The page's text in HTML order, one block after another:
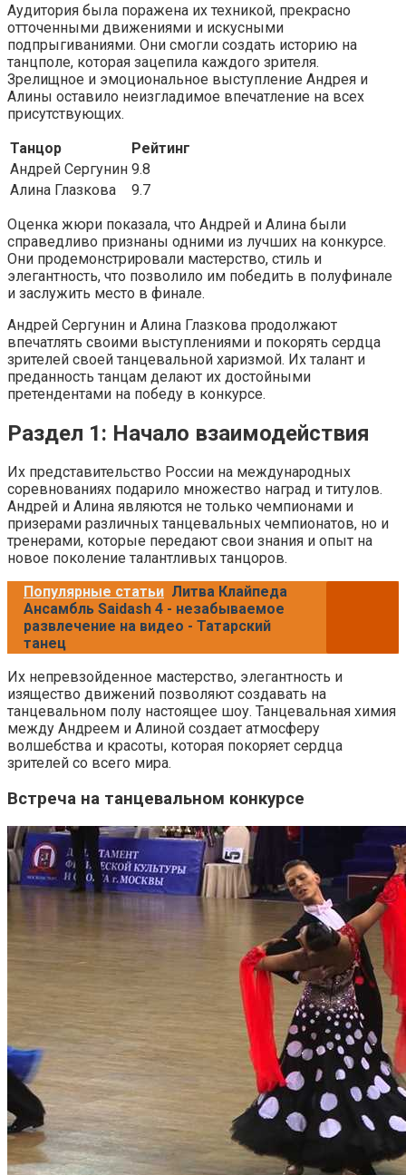
Аудитория была поражена их техникой, прекрасно
отточенными движениями и искусными
подпрыгиваниями. Они смогли создать историю на
танцполе, которая зацепила каждого зрителя.
Зрелищное и эмоциональное выступление Андрея и
Алины оставило неизгладимое впечатление на всех
присутствующих.
Танцор
Рейтинг
Андрей Сергунин 9.8
Алина Глазкова
9.7
Оценка жюри показала, что Андрей и Алина были
справедливо признаны одними из лучших на конкурсе.
Они продемонстрировали мастерство, стиль и
элегантность, что позволило им победить в полуфинале
и заслужить место в финале.
Андрей Сергунин и Алина Глазкова продолжают
впечатлять своими выступлениями и покорять сердца
зрителей своей танцевальной харизмой. Их талант и
преданность танцам делают их достойными
претендентами на победу в конкурсе.
Раздел 1: Начало взаимодействия
Их представительство России на международных
соревнованиях подарило множество наград и титулов.
Андрей и Алина являются не только чемпионами и
призерами различных танцевальных чемпионатов, но и
тренерами, которые передают свои знания и опыт на
новое поколение талантливых танцоров.
Популярные статьи Литва Клайпеда
Ансамбль Saidash 4 - незабываемое
развлечение на видео - Татарский
танец
Их непревзойденное мастерство, элегантность и
изящество движений позволяют создавать на
танцевальном полу настоящее шоу. Танцевальная химия
между Андреем и Алиной создает атмосферу
волшебства и красоты, которая покоряет сердца
зрителей со всего мира.
Встреча на танцевальном конкурсе